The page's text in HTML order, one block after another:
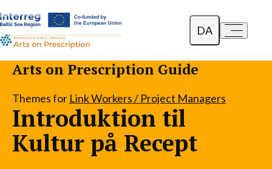
a- a+
DA
English
Arts on Prescription Guide
Themes for Link Workers / Project Managers
Introduktion til
Kultur på Recept